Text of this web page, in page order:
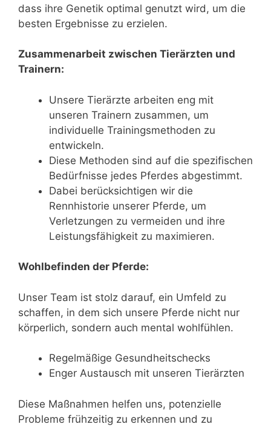
dass ihre Genetik optimal genutzt wird, um die
besten Ergebnisse zu erzielen.
Zusammenarbeit zwischen Tierärzten und
Trainern:
Unsere Tierärzte arbeiten eng mit
unseren Trainern zusammen, um
individuelle Trainingsmethoden zu
entwickeln.
Diese Methoden sind auf die spezifischen
Bedürfnisse jedes Pferdes abgestimmt.
Dabei berücksichtigen wir die
Rennhistorie unserer Pferde, um
Verletzungen zu vermeiden und ihre
Leistungsfähigkeit zu maximieren.
Wohlbefinden der Pferde:
Unser Team ist stolz darauf, ein Umfeld zu
schaffen, in dem sich unsere Pferde nicht nur
körperlich, sondern auch mental wohlfühlen.
Regelmäßige Gesundheitschecks
Enger Austausch mit unseren Tierärzten
Diese Maßnahmen helfen uns, potenzielle
Probleme frühzeitig zu erkennen und zu